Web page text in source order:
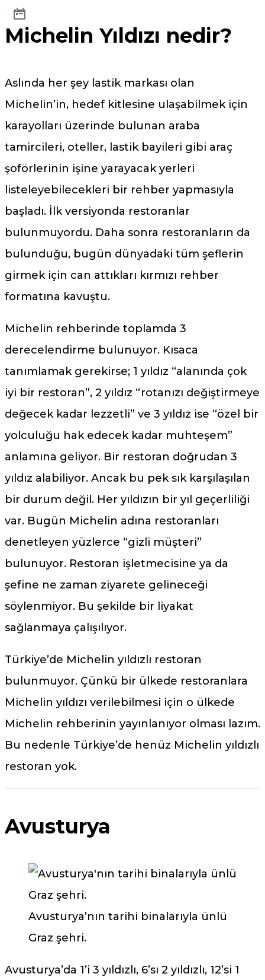
Michelin Yıldızı nedir?
Aslında her şey lastik markası olan
Michelin’in, hedef kitlesine ulaşabilmek için
karayolları üzerinde bulunan araba
tamircileri, oteller, lastik bayileri gibi araç
şoförlerinin işine yarayacak yerleri
listeleyebilecekleri bir rehber yapmasıyla
başladı. İlk versiyonda restoranlar
bulunmuyordu. Daha sonra restoranların da
bulunduğu, bugün dünyadaki tüm şeflerin
girmek için can attıkları kırmızı rehber
formatına kavuştu.
Michelin rehberinde toplamda 3
derecelendirme bulunuyor. Kısaca
tanımlamak gerekirse; 1 yıldız “alanında çok
iyi bir restoran”, 2 yıldız “rotanızı değiştirmeye
değecek kadar lezzetli” ve 3 yıldız ise “özel bir
yolculuğu hak edecek kadar muhteşem”
anlamına geliyor. Bir restoran doğrudan 3
yıldız alabiliyor. Ancak bu pek sık karşılaşılan
bir durum değil. Her yıldızın bir yıl geçerliliği
var. Bugün Michelin adına restoranları
denetleyen yüzlerce “gizli müşteri”
bulunuyor. Restoran işletmecisine ya da
şefine ne zaman ziyarete gelineceği
söylenmiyor. Bu şekilde bir liyakat
sağlanmaya çalışılıyor.
Türkiye’de Michelin yıldızlı restoran
bulunmuyor. Çünkü bir ülkede restoranlara
Michelin yıldızı verilebilmesi için o ülkede
Michelin rehberinin yayınlanıyor olması lazım.
Bu nedenle Türkiye’de henüz Michelin yıldızlı
restoran yok.
Avusturya
Avusturya’nın tarihi binalarıyla ünlü
Graz şehri.
Avusturya’da 1’i 3 yıldızlı, 6’sı 2 yıldızlı, 12’si 1